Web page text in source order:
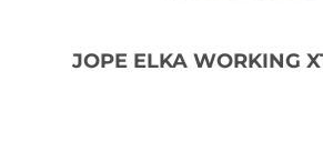
JOPE ELKA WORKING